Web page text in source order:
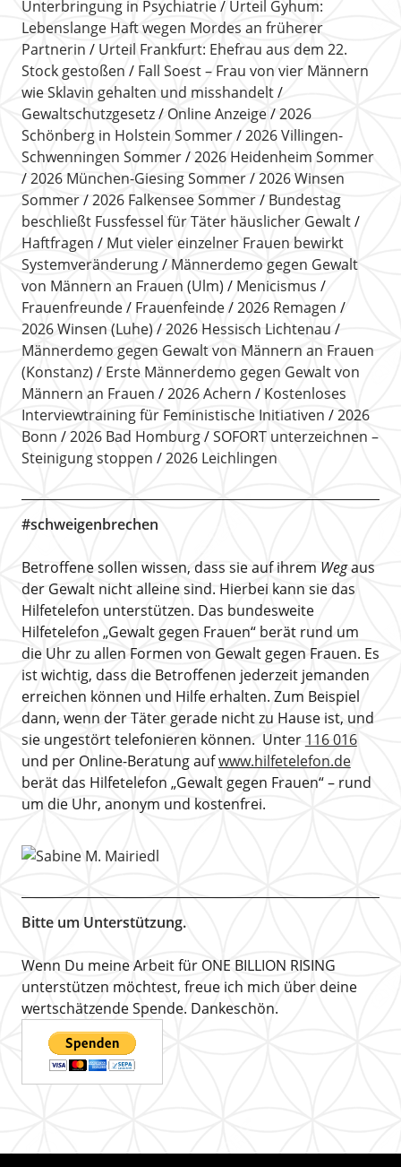
Unterbringung in Psychiatrie
Urteil Gyhum:
Lebenslange Haft wegen Mordes an früherer
Partnerin
Urteil Frankfurt: Ehefrau aus dem 22.
Stock gestoßen
Fall Soest – Frau von vier Männern
wie Sklavin gehalten und misshandelt
Gewaltschutzgesetz
Online Anzeige
2026
Schönberg in Holstein Sommer
2026 Villingen-
Schwenningen Sommer
2026 Heidenheim Sommer
2026 München-Giesing Sommer
2026 Winsen
Sommer
2026 Falkensee Sommer
Bundestag
beschließt Fussfessel für Täter häuslicher Gewalt
Haftfragen
Mut vieler einzelner Frauen bewirkt
Systemveränderung
Männerdemo gegen Gewalt
von Männern an Frauen (Ulm)
Menicismus
Frauenfreunde
Frauenfeinde
2026 Remagen
2026 Winsen (Luhe)
2026 Hessisch Lichtenau
Männerdemo gegen Gewalt von Männern an Frauen
(Konstanz)
Erste Männerdemo gegen Gewalt von
Männern an Frauen
2026 Achern
Kostenloses
Interviewtraining für Feministische Initiativen
2026
Bonn
2026 Bad Homburg
SOFORT unterzeichnen –
Steinigung stoppen
2026 Leichlingen
#schweigenbrechen
Betroffene sollen wissen, dass sie auf ihrem Wegaus
der Gewalt nicht alleine sind. Hierbei kann sie das
Hilfetelefon unterstützen. Das bundesweite
Hilfetelefon „Gewalt gegen Frauen“ berät rund um
die Uhr zu allen Formen von Gewalt gegen Frauen. Es
ist wichtig, dass die Betroffenen jederzeit jemanden
erreichen können und Hilfe erhalten. Zum Beispiel
dann, wenn der Täter gerade nicht zu Hause ist, und
sie ungestört telefonieren können. Unter 116 016
und per Online-Beratung aufwww.hilfetelefon.de
berät das Hilfetelefon „Gewalt gegen Frauen“ – rund
um die Uhr, anonym und kostenfrei.
Bitte um Unterstützung.
Wenn Du meine Arbeit für ONE BILLION RISING
unterstützen möchtest, freue ich mich über deine
wertschätzende Spende. Dankeschön.